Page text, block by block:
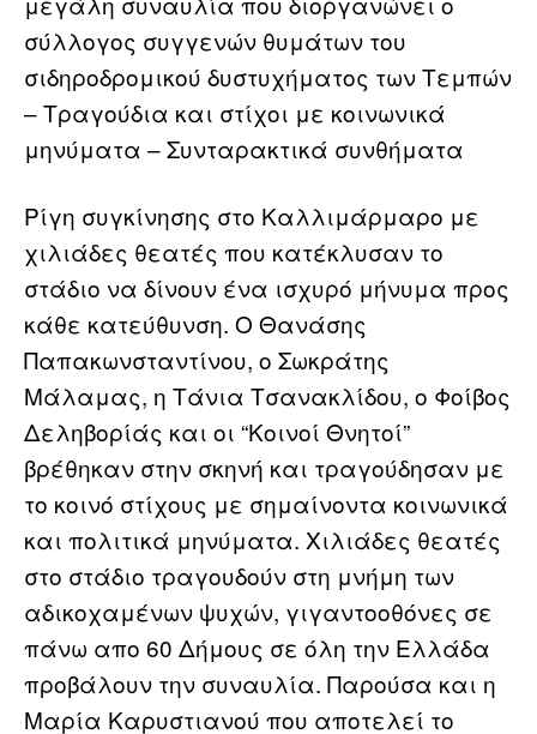
σύλλογος συγγενών θυμάτων του
σιδηροδρομικού δυστυχήματος των Τεμπών
– Τραγούδια και στίχοι με κοινωνικά
μηνύματα – Συνταρακτικά συνθήματα
Ρίγη συγκίνησης στο Καλλιμάρμαρο με
χιλιάδες θεατές που κατέκλυσαν το
στάδιο να δίνουν ένα ισχυρό μήνυμα προς
κάθε κατεύθυνση. Ο Θανάσης
Παπακωνσταντίνου, ο Σωκράτης
Μάλαμας, η Τάνια Τσανακλίδου, ο Φοίβος
Δεληβορίάς και οι “Κοινοί Θνητοί”
βρέθηκαν στην σκηνή και τραγούδησαν με
το κοινό στίχους με σημαίνοντα κοινωνικά
και πολιτικά μηνύματα. Χιλιάδες θεατές
στο στάδιο τραγουδούν στη μνήμη των
αδικοχαμένων ψυχών, γιγαντοοθόνες σε
πάνω απο 60 Δήμους σε όλη την Ελλάδα
προβάλουν την συναυλία. Παρούσα και η
Μαρία Καρυστιανού που αποτελεί το